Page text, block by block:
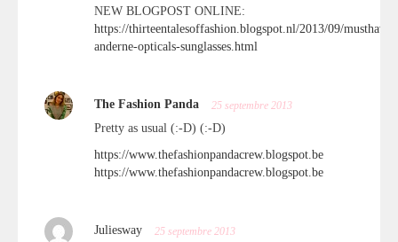
NEW BLOGPOST ONLINE:
https://thirteentalesoffashion.blogspot.nl/2013/09/musthave-
anderne-opticals-sunglasses.html
The Fashion Panda 25 septembre 2013
Pretty as usual (:-D) (:-D)
https://www.thefashionpandacrew.blogspot.be
https://www.thefashionpandacrew.blogspot.be
Juliesway 25 septembre 2013